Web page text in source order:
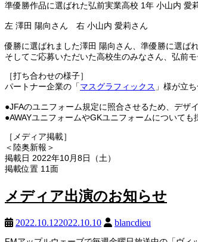
準優勝作品に選ばれた弘前実業高校 1年 小山内 愛
左 澤田 陽向さん 右 小山内 愛莉さん
優勝に選ばれました澤田 陽向さん、準優勝に選ば
そしてご応募いただいた高校生のみなさん、弘前
［打ち合わせの様子］
パートナー企業の「マスグラフィックス 」様が立
●JFAのユニフォーム規定に照合させるため、デザ
●AWAYユニフォームやGKユニフォームについて
［メディア掲載］
＜陸奥新報＞
掲載日 2022年10月8日（土）
掲載位置 11面
メディア出演のお知らせ
2022.10.122022.10.10 blancdieu